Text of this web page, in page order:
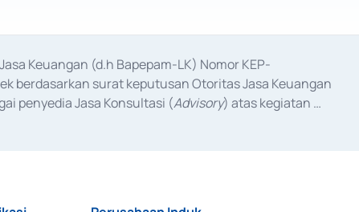
Keuangan (d.h Bapepam-LK) Nomor KEP-
berdasarkan surat keputusan Otoritas Jasa Keuangan
penyedia Jasa Konsultasi (Advisory) atas kegiatan